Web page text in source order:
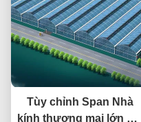
Tùy chỉnh Span Nhà
kính thương mại lớn với